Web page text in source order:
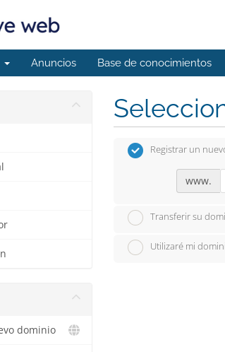
Anuncios Base de conocimientos
dominio
Registrar un
www.
Transferir su
Utilizaré mi